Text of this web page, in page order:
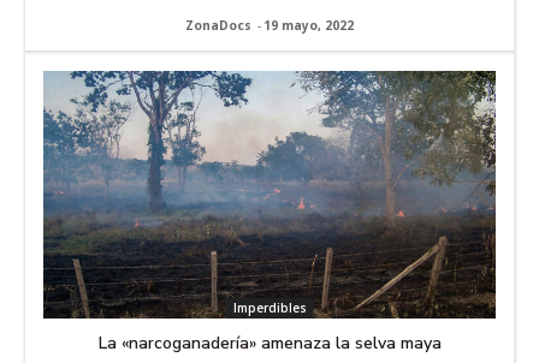
ZonaDocs - 19 mayo, 2022
Imperdibles
La «narcoganadería» amenaza la selva maya